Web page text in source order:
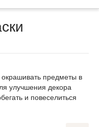
предметы в
улучшения декора
и повеселиться